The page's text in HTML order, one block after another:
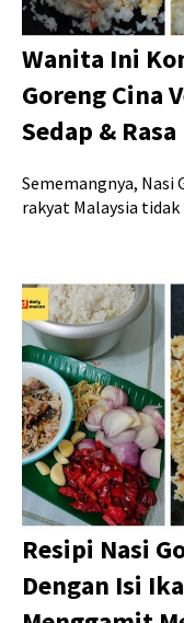
Wanita Ini
Goreng Cina
Sedap &
Sememangnya, Nasi
rakyat Malaysia tidak
Resipi Nasi
Dengan Isi